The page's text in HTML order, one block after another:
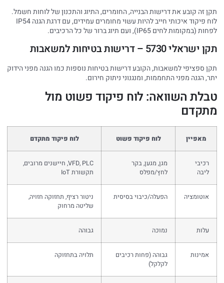
תקן זה קובע את דרישות הבנייה, החומרים, התיוג והתכנון של לוחות חשמל.
לוח פיקוד איכותי חייב להיות עשוי מחומרים עמידים, עם דרגת הגנה IP54
לפחות (במקומות לחים IP65), ועם תיוג ברור של כל הרכיבים.
תקן ישראלי 5730 – דרישות בטיחות למשאבות
תקן ספציפי למשאבות, הקובע דרישות בטיחות נוספות כמו הגנה מפני הידוק
יתר, הגנה מפני התחממות, ומנגנוני ניתוק חירום.
טבלת השוואה: לוח פיקוד פשוט מול
מתקדם
מאפיין לוח פיקוד פשוט לוח פיקוד מתקדם
רכיבי
ליבה
מגן, מגען, בקר
לחץ/מפלס
VFD, PLC, חיישנים מרובים,
תקשורת IoT
אוטומציה הפעלה/כיבוי בסיסית
ניטור רציף, תחזוקה חזויה,
שליטה מרחוק
עלות נמוכה גבוהה
אמינות
גבוהה (פחות רכיבים
לקלקל)
תלויה בתחזוקה